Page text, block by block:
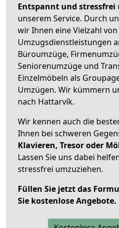
Entspannt und stressfrei
unserem Service. Durch
wir Ihnen eine Vielzahl von
Umzugsdienstleistungen
Büroumzüge,
Seniorenumzüge und
Einzelmöbeln als
Umzügen. Wir kümmern
nach Hattarvík.
Wir kennen auch die
Ihnen bei schweren
Klavieren, Tresor oder
Lassen Sie uns dabei
stressfrei umzuziehen.
Füllen Sie jetzt das
Sie kostenlose Angebote.